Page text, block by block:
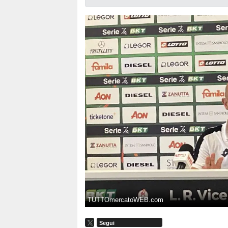
TUTTOmercatoWEB.com
Segui